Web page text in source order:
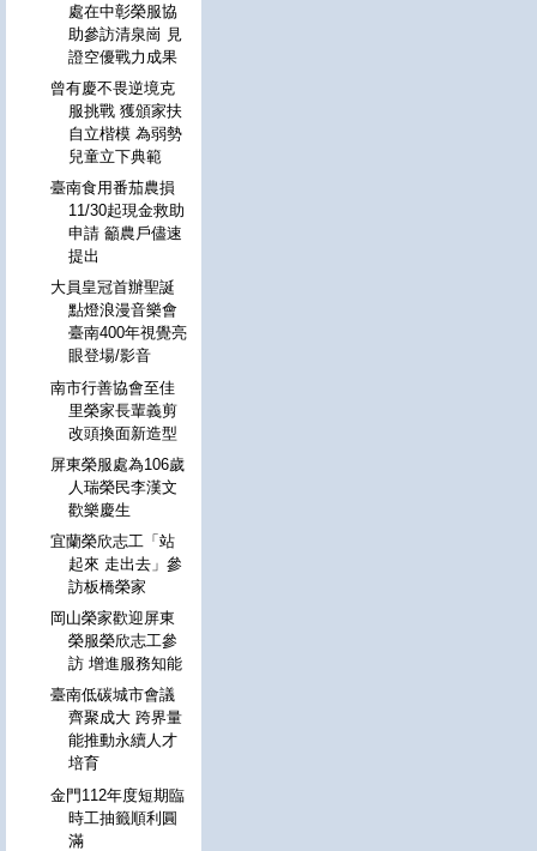
處在中彰榮服協
助參訪清泉崗 見
證空優戰力成果
曾有慶不畏逆境克
服挑戰 獲頒家扶
自立楷模 為弱勢
兒童立下典範
臺南食用番茄農損
11/30起現金救助
申請 籲農戶儘速
提出
大員皇冠首辦聖誕
點燈浪漫音樂會
臺南400年視覺亮
眼登場/影音
南市行善協會至佳
里榮家長輩義剪
改頭換面新造型
屏東榮服處為106歲
人瑞榮民李漢文
歡樂慶生
宜蘭榮欣志工「站
起來 走出去」參
訪板橋榮家
岡山榮家歡迎屏東
榮服榮欣志工參
訪 增進服務知能
臺南低碳城市會議
齊聚成大 跨界量
能推動永續人才
培育
金門112年度短期臨
時工抽籤順利圓
滿